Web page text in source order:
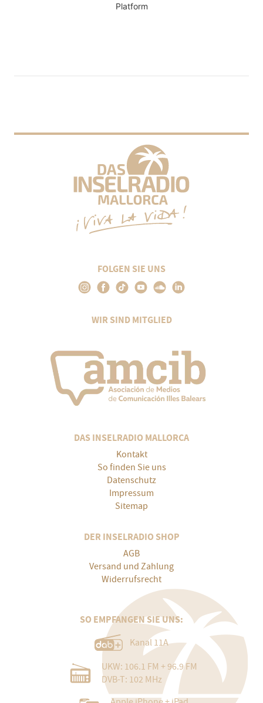
Platform
FOLGEN SIE UNS
WIR SIND MITGLIED
DAS INSELRADIO MALLORCA
Kontakt
So finden Sie uns
Datenschutz
Impressum
Sitemap
DER INSELRADIO SHOP
AGB
Versand und Zahlung
Widerrufsrecht
SO EMPFANGEN SIE UNS:
Kanal 11A
UKW: 106.1 FM + 96.9 FM
DVB-T: 102 MHz